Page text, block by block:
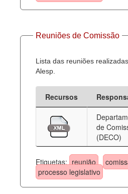
Reuniões de Comissão
Lista das reuniões
Alesp.
Recursos
de
(DECO)
Etiquetas: reunião
processo legislativo